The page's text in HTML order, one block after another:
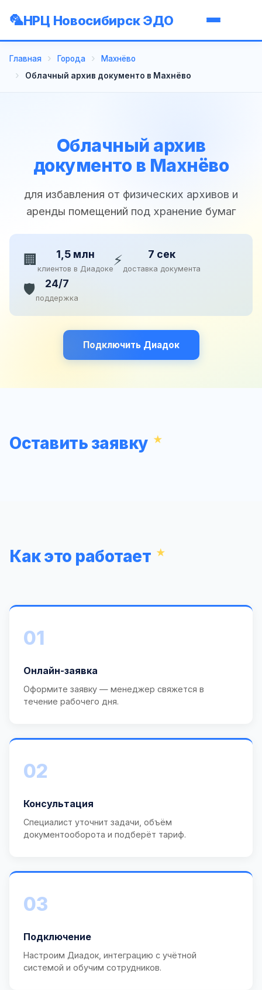
НРЦ Новосибирск ЭДО
Главная Города
Махнёво
Облачный архив документо в Махнёво
Облачный архив
документо в Махнёво
для избавления от физических архивов и
аренды помещений под хранение бумаг
🏢 1,5 млн
клиентов в Диадоке⚡ 7 сек
доставка документа
🛡️ 24/7
поддержка
Подключить Диадок
Оставить заявку
Как это работает
01
Онлайн-заявка
Оформите заявку — менеджер свяжется в
течение рабочего дня.
02
Консультация
Специалист уточнит задачи, объём
документооборота и подберёт тариф.
03
Подключение
Настроим Диадок, интеграцию с учётной
системой и обучим сотрудников.